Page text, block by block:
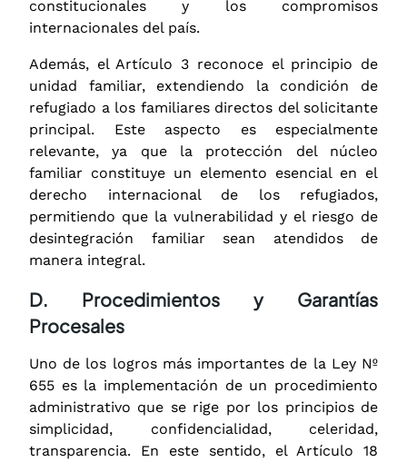
constitucionales y los compromisos
internacionales del país.
Además, el Artículo 3 reconoce el principio de
unidad familiar, extendiendo la condición de
refugiado a los familiares directos del solicitante
principal. Este aspecto es especialmente
relevante, ya que la protección del núcleo
familiar constituye un elemento esencial en el
derecho internacional de los refugiados,
permitiendo que la vulnerabilidad y el riesgo de
desintegración familiar sean atendidos de
manera integral.
D. Procedimientos y Garantías
Procesales
Uno de los logros más importantes de la Ley Nº
655 es la implementación de un procedimiento
administrativo que se rige por los principios de
simplicidad, confidencialidad, celeridad,
transparencia. En este sentido, el Artículo 18